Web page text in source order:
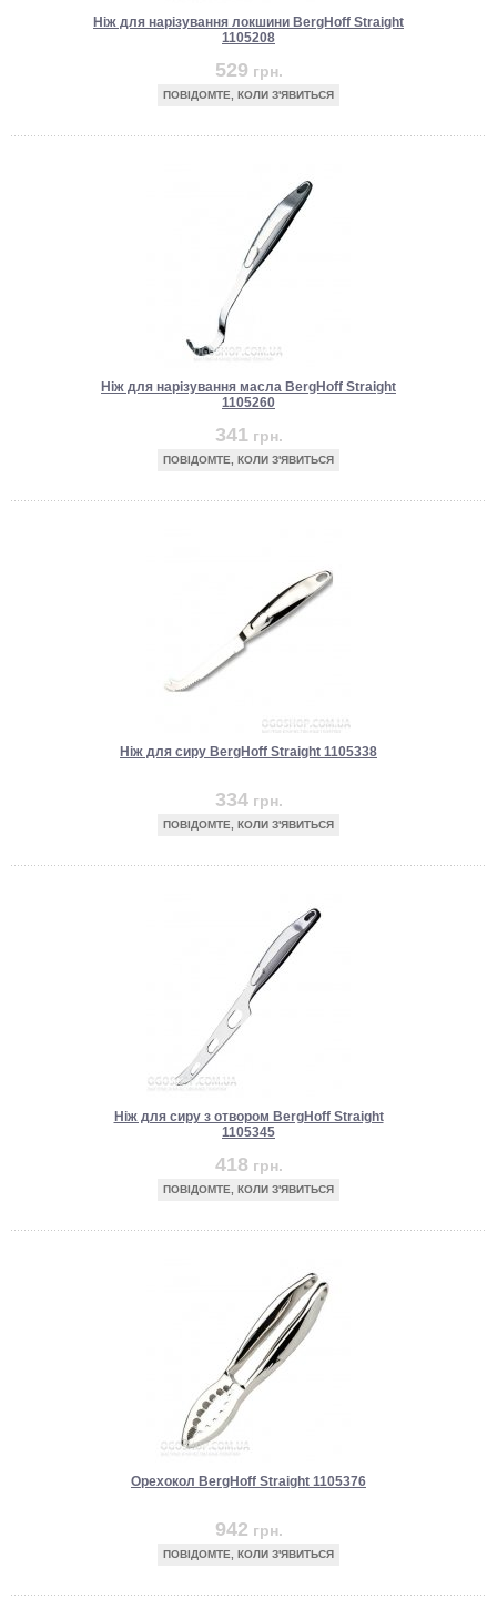
Ніж для нарізування локшини BergHoff Straight
1105208
529 грн.
ПОВІДОМТЕ, КОЛИ З'ЯВИТЬСЯ
Ніж для нарізування масла BergHoff Straight
1105260
341 грн.
ПОВІДОМТЕ, КОЛИ З'ЯВИТЬСЯ
Ніж для сиру BergHoff Straight 1105338
334 грн.
ПОВІДОМТЕ, КОЛИ З'ЯВИТЬСЯ
Ніж для сиру з отвором BergHoff Straight
1105345
418 грн.
ПОВІДОМТЕ, КОЛИ З'ЯВИТЬСЯ
Орехокол BergHoff Straight 1105376
942 грн.
ПОВІДОМТЕ, КОЛИ З'ЯВИТЬСЯ